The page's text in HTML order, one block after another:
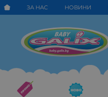
ЗА НАС НОВИНИ